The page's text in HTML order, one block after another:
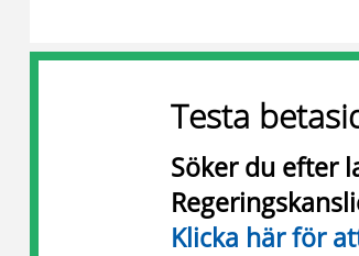
Testa
Söker du efter
Klicka här för